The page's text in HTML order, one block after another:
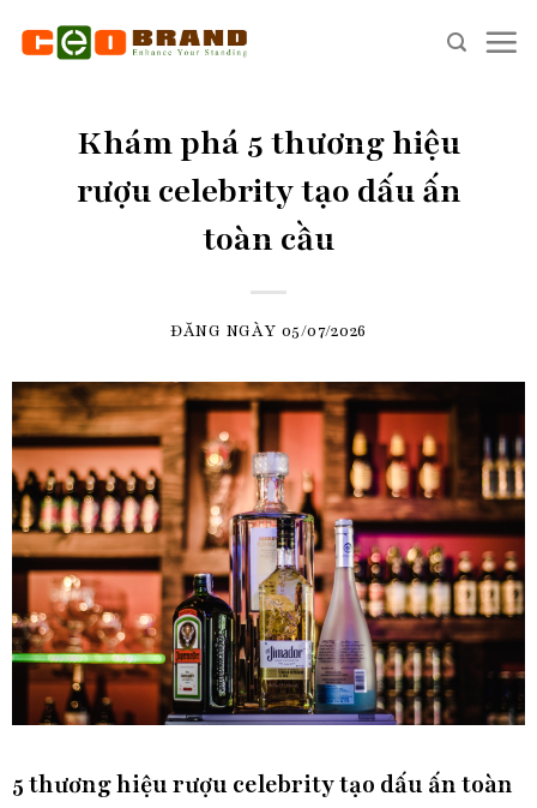
Khám phá 5 thương hiệu
rượu celebrity tạo dấu ấn
toàn cầu
ĐĂNG NGÀY 05/07/2026
5 thương hiệu rượu celebrity tạo dấu ấn toàn